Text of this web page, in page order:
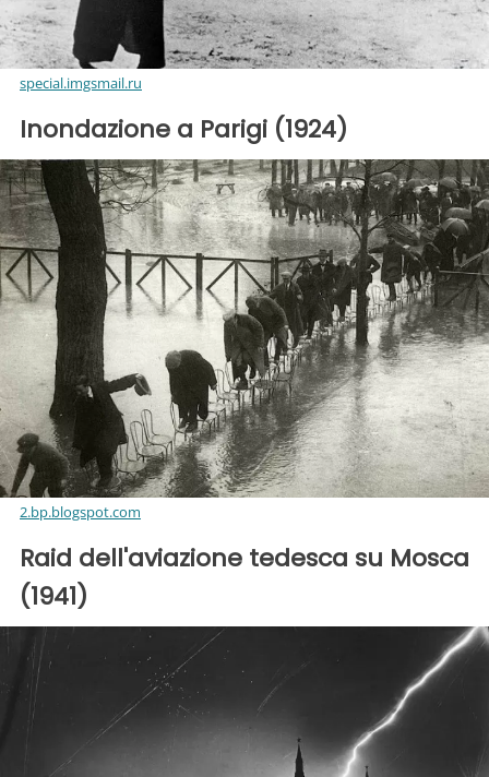
special.imgsmail.ru
Inondazione a Parigi (1924)
2.bp.blogspot.com
Raid dell'aviazione tedesca su Mosca
(1941)